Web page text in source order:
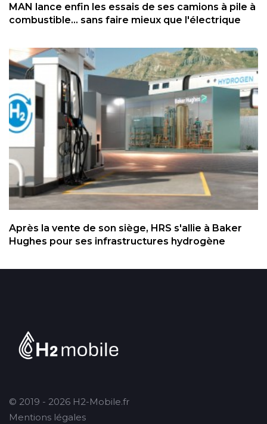
MAN lance enfin les essais de ses camions à pile à
combustible... sans faire mieux que l'électrique
Après la vente de son siège, HRS s'allie à Baker
Hughes pour ses infrastructures hydrogène
© 2019 - 2026 H2-Mobile.fr
Mentions légales